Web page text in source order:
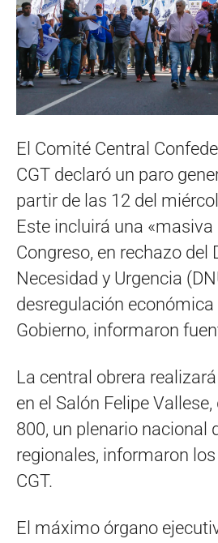
El Comité Central
CGT declaró un paro
partir de las 12 del
Este incluirá una «masiva
Congreso, en rechazo del
Necesidad y Urgencia
desregulación económica
Gobierno, informaron
La central obrera
en el Salón Felipe Vallese,
800, un plenario nacional
regionales, informaron
CGT.
El máximo órgano